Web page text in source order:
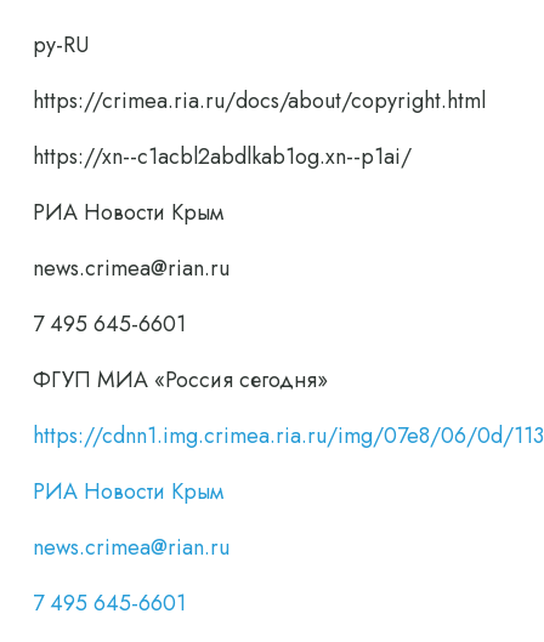
ру-RU
https://crimea.ria.ru/docs/about/copyright.html
https://xn--c1acbl2abdlkab1og.xn--p1ai/
РИА Новости Крым
news.crimea@rian.ru
7 495 645-6601
ФГУП МИА «Россия сегодня»
https://cdnn1.img.crimea.ria.ru/img/07e8/06/0d/
РИА Новости Крым
news.crimea@rian.ru
7 495 645-6601